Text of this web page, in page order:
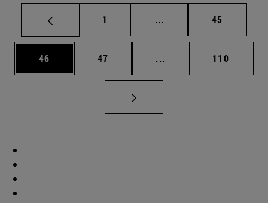
Página
1 ... Páginas intermedias
Página
45
Página
46 Página
47 ... Páginas intermedias
Página
110